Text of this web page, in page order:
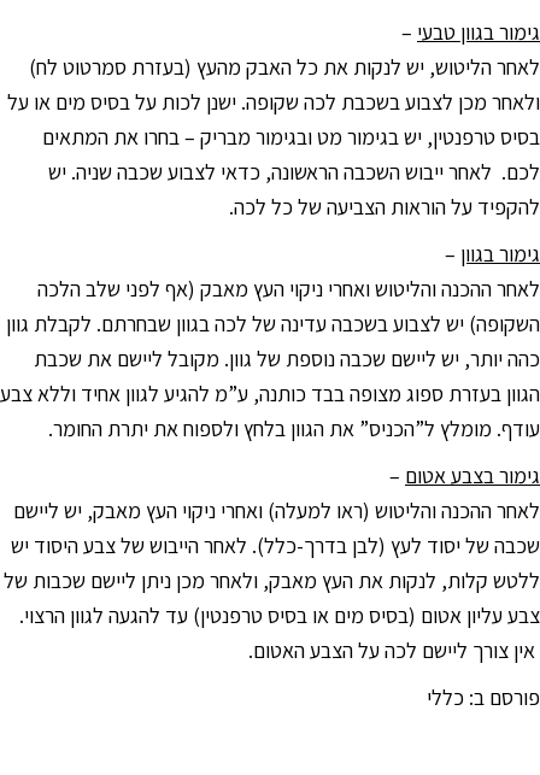
גימור בגוון טבעי –
לאחר הליטוש, יש לנקות את כל האבק מהעץ (בעזרת סמרטוט לח)
ולאחר מכן לצבוע בשכבת לכה שקופה. ישנן לכות על בסיס מים או על
בסיס טרפנטין, יש בגימור מט ובגימור מבריק – בחרו את המתאים
לכם. לאחר ייבוש השכבה הראשונה, כדאי לצבוע שכבה שניה. יש
להקפיד על הוראות הצביעה של כל לכה.
גימור בגוון –
לאחר ההכנה והליטוש ואחרי ניקוי העץ מאבק (אף לפני שלב הלכה
השקופה) יש לצבוע בשכבה עדינה של לכה בגוון שבחרתם. לקבלת גוון
כהה יותר, יש ליישם שכבה נוספת של גוון. מקובל ליישם את שכבת
הגוון בעזרת ספוג מצופה בבד כותנה, ע”מ להגיע לגוון אחיד וללא צבע
עודף. מומלץ ל”הכניס” את הגוון בלחץ ולספוח את יתרת החומר.
גימור בצבע אטום –
לאחר ההכנה והליטוש (ראו למעלה) ואחרי ניקוי העץ מאבק, יש ליישם
שכבה של יסוד לעץ (לבן בדרך-כלל). לאחר הייבוש של צבע היסוד יש
ללטש קלות, לנקות את העץ מאבק, ולאחר מכן ניתן ליישם שכבות של
צבע עליון אטום (בסיס מים או בסיס טרפנטין) עד להגעה לגוון הרצוי.
אין צורך ליישם לכה על הצבע האטום.
פורסם ב: כללי